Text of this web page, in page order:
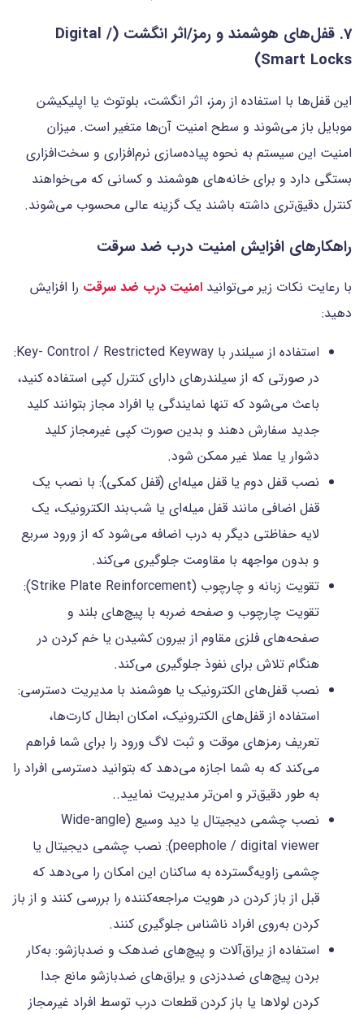
7. قفل‌های هوشمند و رمز/اثر انگشت (Digital /
Smart Locks)
این قفل‌ها با استفاده از رمز، اثر انگشت، بلوتوث یا اپلیکیشن
موبایل باز می‌شوند و سطح امنیت آن‌ها متغیر است. میزان
امنیت این سیستم به نحوه پیاده‌سازی نرم‌افزاری و سخت‌افزاری
بستگی دارد و برای خانه‌های هوشمند و کسانی که می‌خواهند
کنترل دقیق‌تری داشته باشند یک گزینه عالی محسوب می‌شوند.
راهکارهای افزایش امنیت درب ضد سرقت
با رعایت نکات زیر می‌توانید امنیت درب ضد سرقت را افزایش
دهید:
استفاده از سیلندر با Key‑ Control / Restricted Keyway:
در صورتی که از سیلندرهای دارای کنترل کپی استفاده کنید،
باعث می‌شود که تنها نمایندگی یا افراد مجاز بتوانند کلید
جدید سفارش دهند و بدین صورت کپی غیرمجاز کلید
دشوار یا عملا غیر ممکن شود.
نصب قفل دوم یا قفل میله‌ای (قفل کمکی): با نصب یک
قفل اضافی مانند قفل میله‌ای یا شب‌بند الکترونیک، یک
لایه حفاظتی دیگر به درب اضافه می‌شود که از ورود سریع
و بدون مواجهه با مقاومت جلوگیری می‌کند.
تقویت زبانه و چارچوب (Strike Plate Reinforcement):
تقویت چارچوب و صفحه ضربه با پیچ‌های بلند و
صفحه‌های فلزی مقاوم از بیرون کشیدن یا خم کردن در
هنگام تلاش برای نفوذ جلوگیری می‌کند.
نصب قفل‌های الکترونیک یا هوشمند با مدیریت دسترسی:
استفاده از قفل‌های الکترونیک، امکان ابطال کارت‌ها،
تعریف رمزهای موقت و ثبت لاگ ورود را برای شما فراهم
می‌کند که به شما اجازه می‌دهد که بتوانید دسترسی افراد را
به طور دقیق‌تر و امن‌تر مدیریت نمایید..
نصب چشمی دیجیتال یا دید وسیع (Wide‑angle
peephole / digital viewer): نصب چشمی دیجیتال یا
چشمی زاویه‌گسترده به ساکنان این امکان را می‌دهد که
قبل از باز کردن در هویت مراجعه‌کننده را بررسی کنند و از باز
کردن به‌روی افراد ناشناس جلوگیری کنند.
استفاده از یراق‌آلات و پیچ‌های ضد‌هک و ضد‌بازشو: به‌کار
بردن پیچ‌های ضد‌دزدی و یراق‌های ضد‌بازشو مانع جدا
کردن لولاها یا باز کردن قطعات درب توسط افراد غیرمجاز